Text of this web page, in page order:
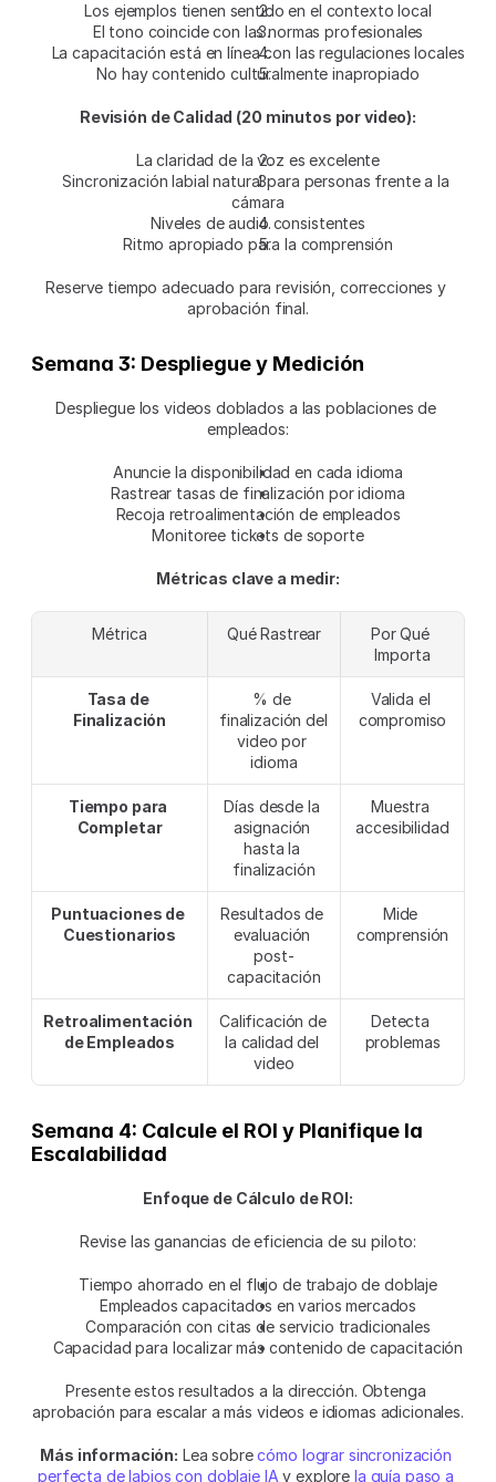
Los ejemplos tienen sentido en el contexto local
El tono coincide con las normas profesionales
La capacitación está en línea con las regulaciones locales
No hay contenido culturalmente inapropiado
Revisión de Calidad (20 minutos por video):
La claridad de la voz es excelente
Sincronización labial natural para personas frente a la
cámara
Niveles de audio consistentes
Ritmo apropiado para la comprensión
Reserve tiempo adecuado para revisión, correcciones y
aprobación final.
Semana 3: Despliegue y Medición
Despliegue los videos doblados a las poblaciones de
empleados:
Anuncie la disponibilidad en cada idioma
Rastrear tasas de finalización por idioma
Recoja retroalimentación de empleados
Monitoree tickets de soporte
Métricas clave a medir:
Métrica Qué Rastrear
Por Qué
Importa
Tasa de
Finalización
% de
finalización del
video por
idioma
Valida el
compromiso
Tiempo para
Completar
Días desde la
asignación
hasta la
finalización
Muestra
accesibilidad
Puntuaciones de
Cuestionarios
Resultados de
evaluación
post-
capacitación
Mide
comprensión
Retroalimentación
de Empleados
Calificación de
la calidad del
video
Detecta
problemas
Semana 4: Calcule el ROI y Planifique la
Escalabilidad
Enfoque de Cálculo de ROI:
Revise las ganancias de eficiencia de su piloto:
Tiempo ahorrado en el flujo de trabajo de doblaje
Empleados capacitados en varios mercados
Comparación con citas de servicio tradicionales
Capacidad para localizar más contenido de capacitación
Presente estos resultados a la dirección. Obtenga
aprobación para escalar a más videos e idiomas adicionales.
Más información: Lea sobre cómo lograr sincronización
perfecta de labios con doblaje IA y explore la guía paso a